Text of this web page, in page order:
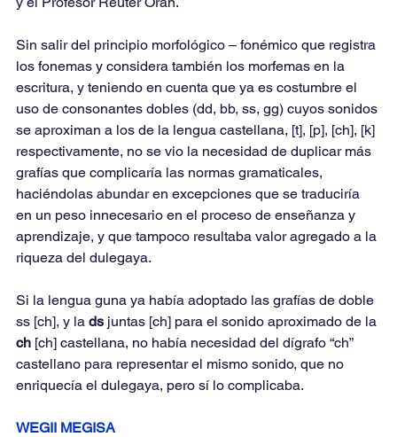
Sin salir del principio morfológico – fonémico que registra
los fonemas y considera también los morfemas en la
escritura, y teniendo en cuenta que ya es costumbre el
uso de consonantes dobles (dd, bb, ss, gg) cuyos sonidos
se aproximan a los de la lengua castellana, [t], [p], [ch], [k]
respectivamente, no se vio la necesidad de duplicar más
grafías que complicaría las normas gramaticales,
haciéndolas abundar en excepciones que se traduciría
en un peso innecesario en el proceso de enseñanza y
aprendizaje, y que tampoco resultaba valor agregado a la
riqueza del dulegaya.
Si la lengua guna ya había adoptado las grafías de doble
ss [ch], y la ds juntas [ch] para el sonido aproximado de la
ch [ch] castellana, no había necesidad del dígrafo “ch”
castellano para representar el mismo sonido, que no
enriquecía el dulegaya, pero sí lo complicaba.
WEGII MEGISA